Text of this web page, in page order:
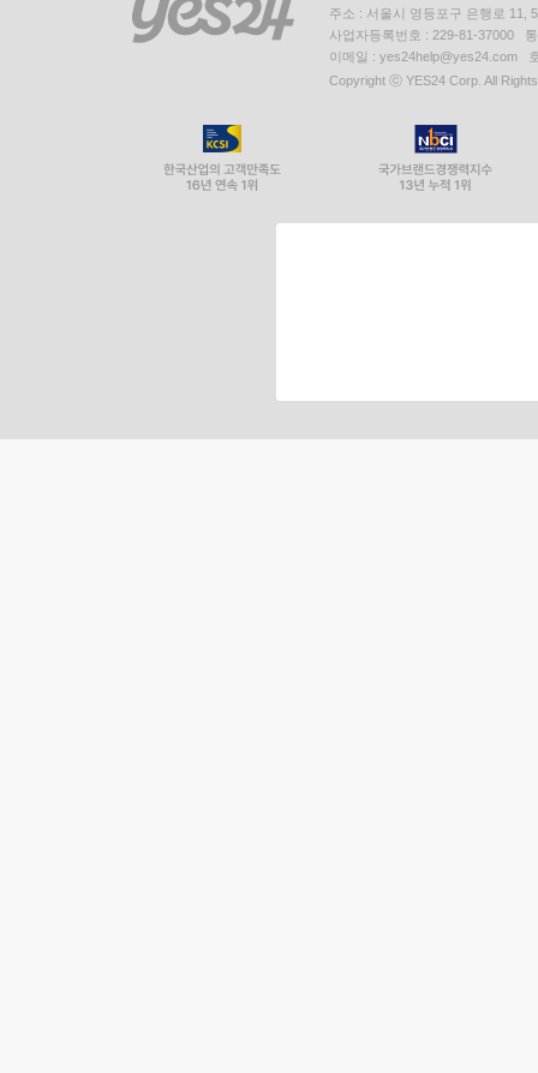
주소 : 서울시 영등포구 은행로 11,
사업자등록번호 : 229-81-37000
이메일 : yes24help@yes24.com
Copyright ⓒ YES24 Corp. All